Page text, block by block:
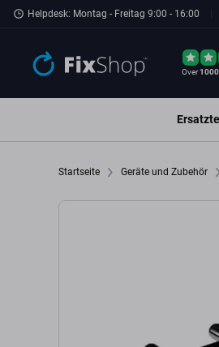
Zum Hauptinhalt springen
Helpdesk: Montag - Freitag 9:00 - 16:00
Over1000
Startseite Geräte und Zubehör